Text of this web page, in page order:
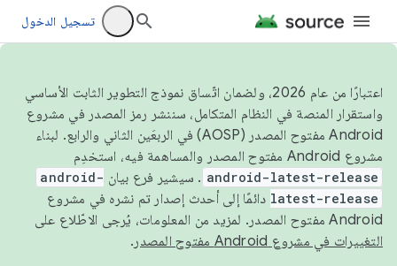
تسجيل الدخول
اعتبارًا من عام 2026، ولضمان اتّساق نموذج التطوير الثابت الأساسي
واستقرار المنصة في النظام المتكامل، سننشر رمز المصدر في مشروع
Android مفتوح المصدر (AOSP) في الربعَين الثاني والرابع. لبناء
مشروع Android مفتوح المصدر والمساهمة فيه، استخدِم
android-latest-release . سيشير فرع بيان android-
latest-release دائمًا إلى أحدث إصدار تم نشره في مشروع
Android مفتوح المصدر. لمزيد من المعلومات، يُرجى الاطّلاع على
التغييرات في مشروع Android مفتوح المصدر
.